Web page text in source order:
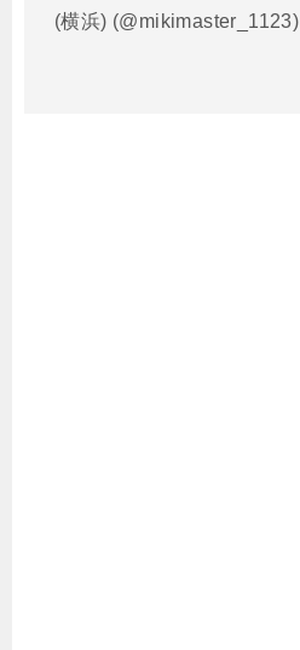
(横浜) (@mikimaster_1123)